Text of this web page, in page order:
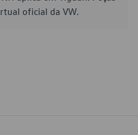
oficial da VW.